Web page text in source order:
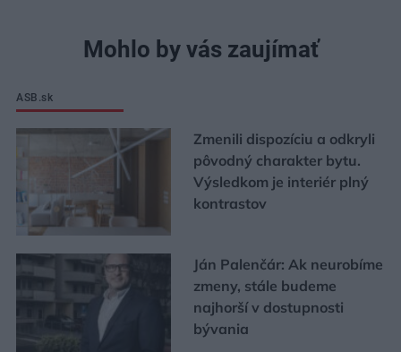
Mohlo by vás zaujímať
ASB.sk
Zmenili dispozíciu a odkryli
pôvodný charakter bytu.
Výsledkom je interiér plný
kontrastov
Ján Palenčár: Ak neurobíme
zmeny, stále budeme
najhorší v dostupnosti
bývania